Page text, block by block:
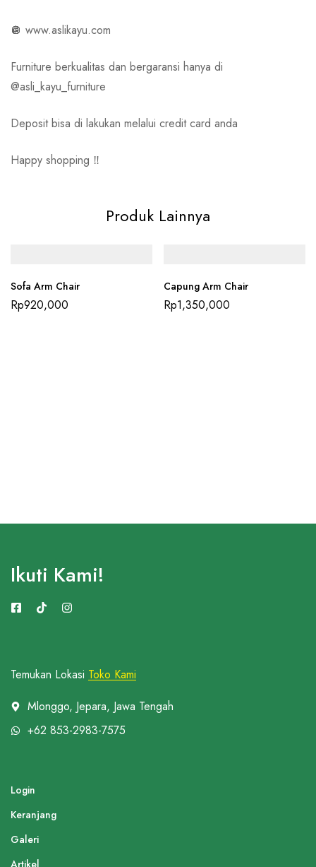
🪩 www.aslikayu.com
Furniture berkualitas dan bergaransi hanya di
@asli_kayu_furniture
Deposit bisa di lakukan melalui credit card anda
Happy shopping ‼️
Produk Lainnya
Sofa Arm Chair
Rp920,000
Capung Arm Chair
Rp1,350,000
Temukan Lokasi Toko Kami
Mlonggo, Jepara, Jawa Tengah
+62 853-2983-7575
Login
Keranjang
Galeri
Artikel
Ikuti Kami!